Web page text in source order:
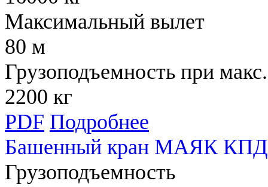
Максимальный вылет
80 м
Грузоподъемность при
2200 кг
PDF Подробнее
Башенный кран МАЯК КПД
Грузоподъемность